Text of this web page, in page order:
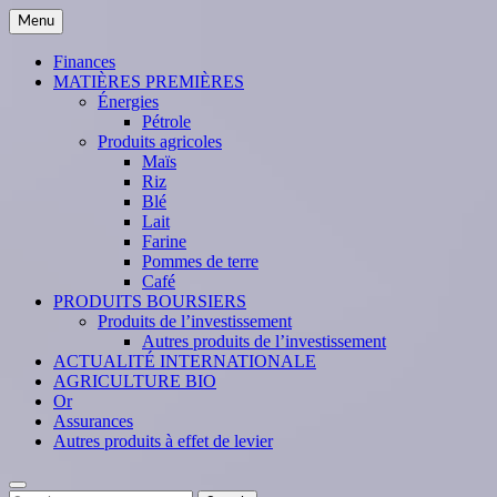
Skip
to
content
Menu
Finances
MATIÈRES PREMIÈRES
Énergies
Pétrole
Produits agricoles
Maïs
Riz
Blé
Lait
Farine
Pommes de terre
Café
PRODUITS BOURSIERS
Produits de l’investissement
Autres produits de l’investissement
ACTUALITÉ INTERNATIONALE
AGRICULTURE BIO
Or
Assurances
Autres produits à effet de levier
Search